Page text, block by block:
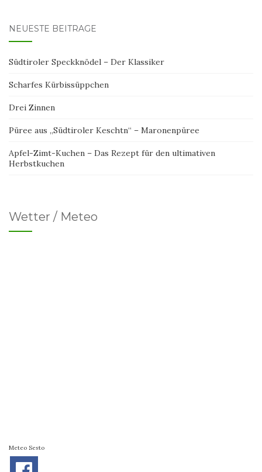
NEUESTE BEITRÄGE
Südtiroler Speckknödel – Der Klassiker
Scharfes Kürbissüppchen
Drei Zinnen
Püree aus „Südtiroler Keschtn“ – Maronenpüree
Apfel-Zimt-Kuchen – Das Rezept für den ultimativen
Herbstkuchen
Wetter / Meteo
Meteo Sesto